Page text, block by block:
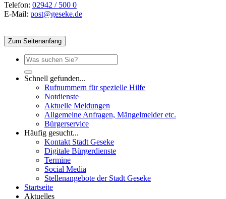
Telefon: 02942 / 500 0
E-Mail: post@geseke.de
Zum Seitenanfang
Schnell gefunden...
Rufnummern für spezielle Hilfe
Notdienste
Aktuelle Meldungen
Allgemeine Anfragen, Mängelmelder etc.
Bürgerservice
Häufig gesucht...
Kontakt Stadt Geseke
Digitale Bürgerdienste
Termine
Social Media
Stellenangebote der Stadt Geseke
Startseite
Aktuelles